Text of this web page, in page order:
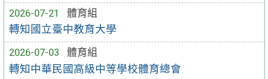
2026-07-21
體育組
轉知國立臺中教育大學
2026-07-03
體育組
轉知中華民國高級中等學校體育總會